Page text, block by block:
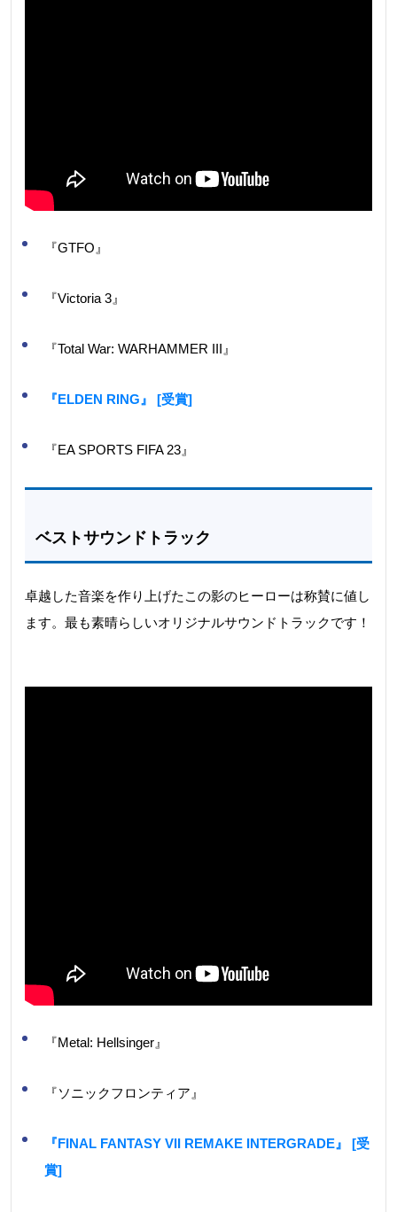
『GTFO』
『Victoria 3』
『Total War: WARHAMMER III』
『ELDEN RING』 [受賞]
『EA SPORTS FIFA 23』
ベストサウンドトラック
卓越した音楽を作り上げたこの影のヒーローは称賛に値し
ます。最も素晴らしいオリジナルサウンドトラックです！
『Metal: Hellsinger』
『ソニックフロンティア』
『FINAL FANTASY VII REMAKE INTERGRADE』 [受
賞]